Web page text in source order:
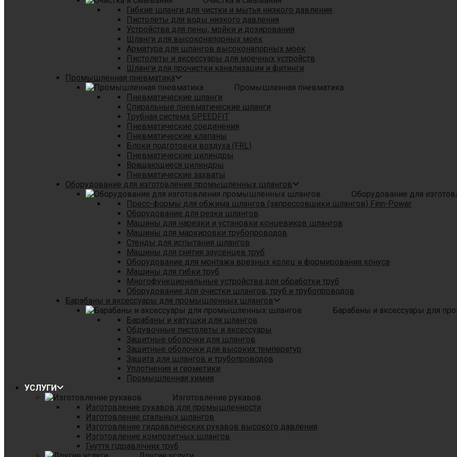
Гибкие шланги для чистки и мытья низкого давления
Пистолеты для воды низкого давления
Устройства для пены, мойки и дозирования
Шланги для высоконапорных моек
Арматура для шлангов высоконапорных моек
Пистолеты и аксессуары для моечных устройств
Шланги для прочистки канализации и фитинги
Промышленная пневматика
Промышленная пневматика
Пневматические шланги
Спиральные пневматические шланги
Tрубная система SPEEDFIT
Пневматические соединения
Пневматические клапаны
Блоки подготовки воздуха (FRL)
Пневматические цилиндры
Вращающиеся цилиндры
Пневматические захваты
Оборудование для изготовления промышленных шлангов
Оборудование для
Пресс-формы для обжима шлангов (запрессовщики шлангов) Finn-Power
Оборудование для резки шлангов
Машины для нарезки и установки концевиков шлангов
Машины для маркировки трубопроводов
Стенды для испытания шлангов
Машины для снятия заусенцев труб
Оборудование для монтажа врезных колец и формирования конуса
Машины для гибки труб
Многофункциональные устройства для обработки труб
Оборудование для очистки шлангов, труб и трубопроводов
Барабаны и аксессуары для промышленных шлангов
Барабаны и аксессуары для
Барабаны и катушки для шлангов
Обдувочные пистолеты и аксессуары
Защитные оболочки для шлангов
Защитные оболочки для высоких температур
Защита для шлангов и трубопроводов
Уплотнения и герметики
Промышленная химия
УСЛУГИ
Изготовление рукавов
Изготовление рукавов для промышленности
Изготовление стальных шлангов
Изготовление гидравлических рукавов высокого давления
Изготовление композитных шлангов
Гнуття гідравлічних труб